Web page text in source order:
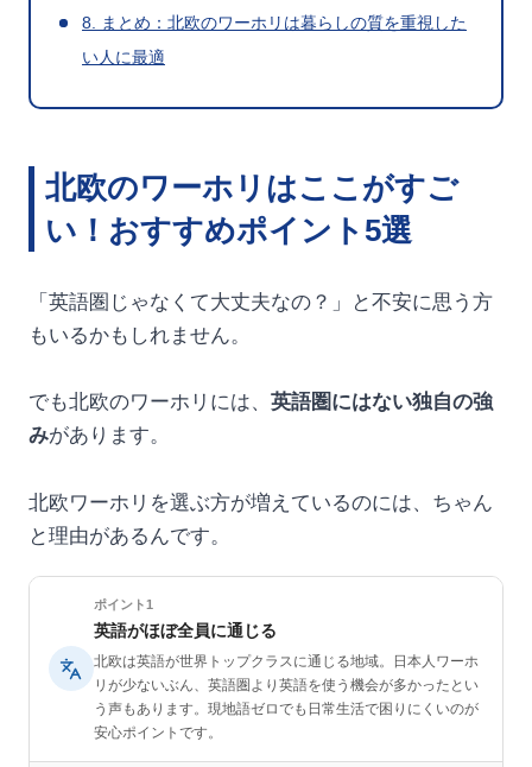
8. まとめ：北欧のワーホリは暮らしの質を重視した
い人に最適
北欧のワーホリはここがすご
い！おすすめポイント5選
「英語圏じゃなくて大丈夫なの？」と不安に思う方
もいるかもしれません。
でも北欧のワーホリには、 英語圏にはない独自の強
みがあります。
北欧ワーホリを選ぶ方が増えているのには、ちゃん
と理由があるんです。
ポイント1
英語がほぼ全員に通じる
北欧は英語が世界トップクラスに通じる地域。日本人ワーホ
リが少ないぶん、英語圏より英語を使う機会が多かったとい
う声もあります。現地語ゼロでも日常生活で困りにくいのが
安心ポイントです。